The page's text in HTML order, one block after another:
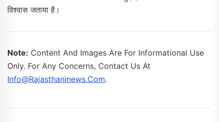
विश्वास जताया है।
Note: Content And Images Are For Informational Use
Only. For Any Concerns, Contact Us At
Info@rajasthaninews.com.